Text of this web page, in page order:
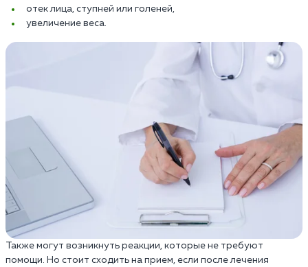
отек лица, ступней или голеней,
увеличение веса.
Также могут возникнуть реакции, которые не требуют
помощи. Но стоит сходить на прием, если после лечения